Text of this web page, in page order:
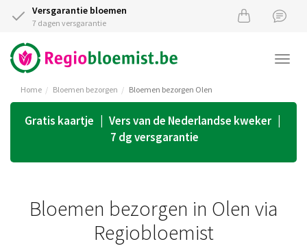
Versgarantie bloemen
7 dagen versgarantie
Home Bloemen bezorgen Bloemen bezorgen Olen
Gratis kaartje | Vers van de Nederlandse kweker |
7 dg versgarantie
Bloemen bezorgen in Olen via
Regiobloemist